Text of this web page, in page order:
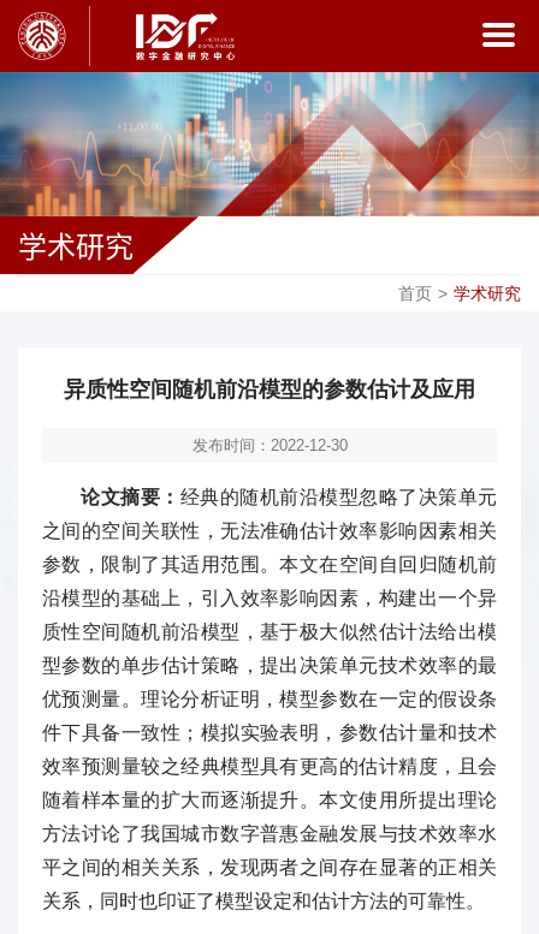
学术研究
首页 > 学术研究
异质性空间随机前沿模型的参数估计及应用
发布时间：2022-12-30
论文摘要： 经典的随机前沿模型忽略了决策单元
之间的空间关联性，无法准确估计效率影响因素相关
参数，限制了其适用范围。本文在空间自回归随机前
沿模型的基础上，引入效率影响因素，构建出一个异
质性空间随机前沿模型，基于极大似然估计法给出模
型参数的单步估计策略，提出决策单元技术效率的最
优预测量。理论分析证明，模型参数在一定的假设条
件下具备一致性；模拟实验表明，参数估计量和技术
效率预测量较之经典模型具有更高的估计精度，且会
随着样本量的扩大而逐渐提升。本文使用所提出理论
方法讨论了我国城市数字普惠金融发展与技术效率水
平之间的相关关系，发现两者之间存在显著的正相关
关系，同时也印证了模型设定和估计方法的可靠性。